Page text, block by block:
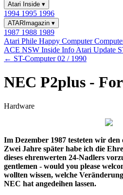
Atari Inside ▾
1994 1995 1996
ATARImagazin ▾
1987 1988 1989
Atari Phile Happy Computer
ACE NSW Inside Info Atari Update
← ST-Computer 02 / 1990
NEC P2plus -
Hardware
Im Dezember 1987 testeten wir
Zwei Jahre später habe ich die
dieses ehrenwerten 24-Nadlers
gentlemen - would you please
wollten wissen, welche
NEC hat angedeihen lassen.